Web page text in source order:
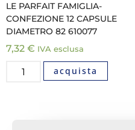
LE PARFAIT FAMIGLIA-
CONFEZIONE 12 CAPSULE
DIAMETRO 82 610077
7,32 € IVA esclusa
acquista